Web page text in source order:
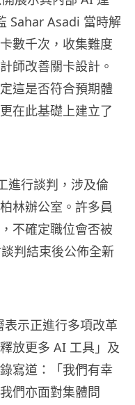
Sahar Asadi 當時解
數千次，收集難度
師改善關卡設計。
這是否符合預期體
在此基礎上建立了
進行談判，涉及倫
林辦公室。許多員
不確定職位會否被
判結束後公佈全新
示正進行多項改革
放更多 AI 工具」及
寫道：「我們有幸
們亦面對集體問